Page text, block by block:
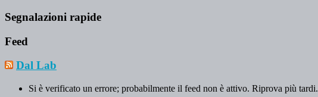
Segnalazioni rapide
Feed
Dal Lab
Si è verificato un errore; probabilmente il feed non è attivo. Riprova più tardi.